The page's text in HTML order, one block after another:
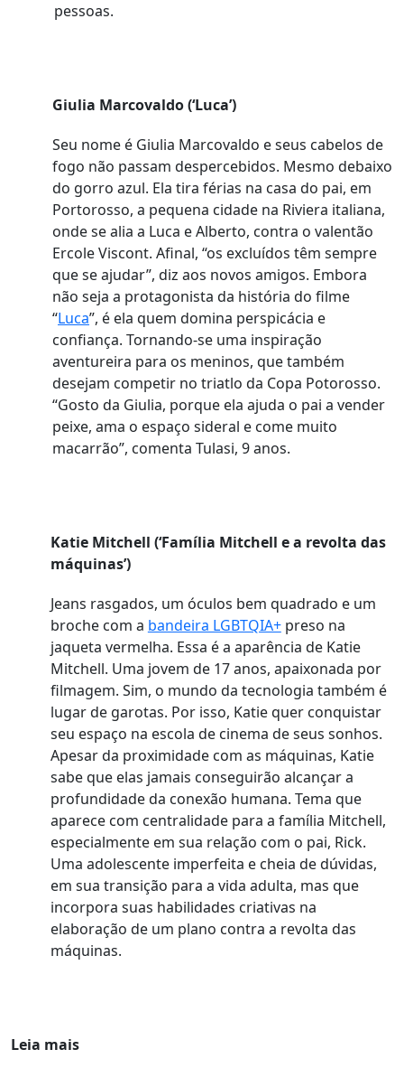
pessoas.
Giulia Marcovaldo (‘Luca’)
Seu nome é Giulia Marcovaldo e seus cabelos de
fogo não passam despercebidos. Mesmo debaixo
do gorro azul. Ela tira férias na casa do pai, em
Portorosso, a pequena cidade na Riviera italiana,
onde se alia a Luca e Alberto, contra o valentão
Ercole Viscont. Afinal, “os excluídos têm sempre
que se ajudar”, diz aos novos amigos. Embora
não seja a protagonista da história do filme
“Luca”, é ela quem domina perspicácia e
confiança. Tornando-se uma inspiração
aventureira para os meninos, que também
desejam competir no triatlo da Copa Potorosso.
“Gosto da Giulia, porque ela ajuda o pai a vender
peixe, ama o espaço sideral e come muito
macarrão”, comenta Tulasi, 9 anos.
Katie Mitchell (‘Família Mitchell e a revolta das
máquinas’)
Jeans rasgados, um óculos bem quadrado e um
broche com a bandeira LGBTQIA+preso na
jaqueta vermelha. Essa é a aparência de Katie
Mitchell. Uma jovem de 17 anos, apaixonada por
filmagem. Sim, o mundo da tecnologia também é
lugar de garotas. Por isso, Katie quer conquistar
seu espaço na escola de cinema de seus sonhos.
Apesar da proximidade com as máquinas, Katie
sabe que elas jamais conseguirão alcançar a
profundidade da conexão humana. Tema que
aparece com centralidade para a família Mitchell,
especialmente em sua relação com o pai, Rick.
Uma adolescente imperfeita e cheia de dúvidas,
em sua transição para a vida adulta, mas que
incorpora suas habilidades criativas na
elaboração de um plano contra a revolta das
máquinas.
Leia mais